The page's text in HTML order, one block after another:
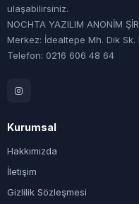
ulaşabilirsiniz.
NOCHTA YAZILIM ANONİM
Merkez: İdealtepe Mh. Dik
Telefon: 0216 606 48 64
Kurumsal
Hakkımızda
İletişim
Gizlilik Sözleşmesi